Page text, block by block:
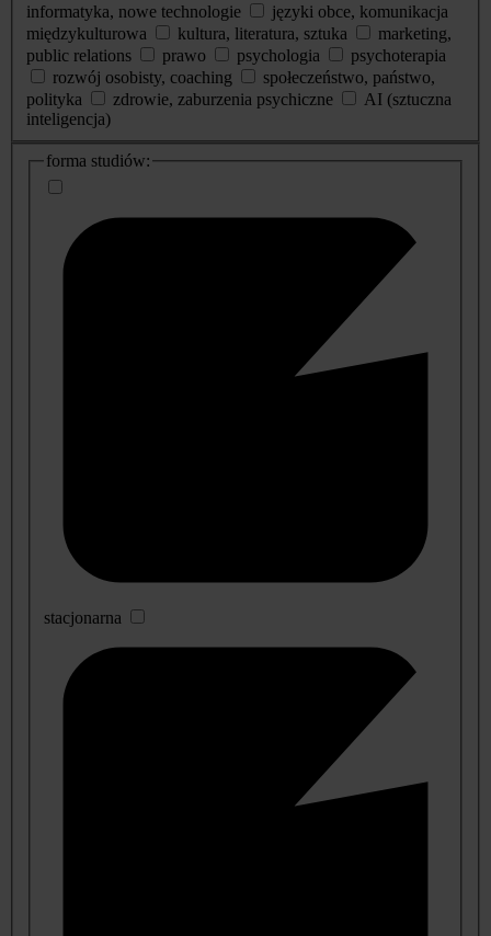
informatyka, nowe technologie
języki obce, komunikacja
międzykulturowa
kultura, literatura, sztuka
marketing,
public relations
prawo psychologia
psychoterapia
rozwój osobisty, coaching
społeczeństwo, państwo,
polityka
zdrowie, zaburzenia psychiczne
AI (sztuczna
inteligencja)
dodatkowe
informacje
forma studiów:
stacjonarna